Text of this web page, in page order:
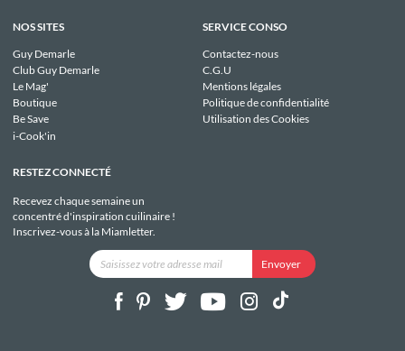
NOS SITES
Guy Demarle
Club Guy Demarle
Le Mag'
Boutique
Be Save
i-Cook'in
SERVICE CONSO
Contactez-nous
C.G.U
Mentions légales
Politique de confidentialité
Utilisation des Cookies
RESTEZ CONNECTÉ
Recevez chaque semaine un
concentré d'inspiration cuilinaire !
Inscrivez-vous à la Miamletter.